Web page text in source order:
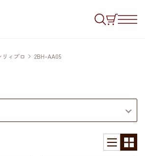
リィプロ 2BH-AA05